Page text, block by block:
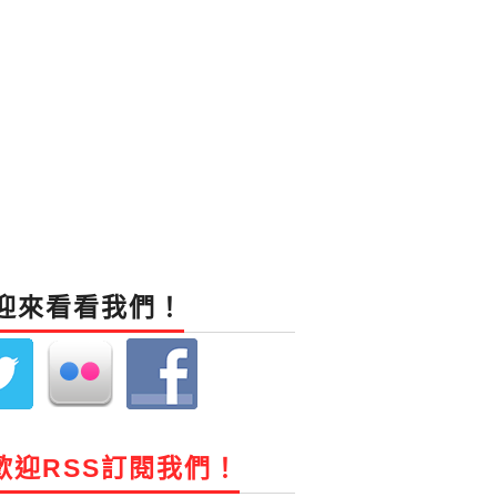
來看看我們！
迎RSS訂閱我們！